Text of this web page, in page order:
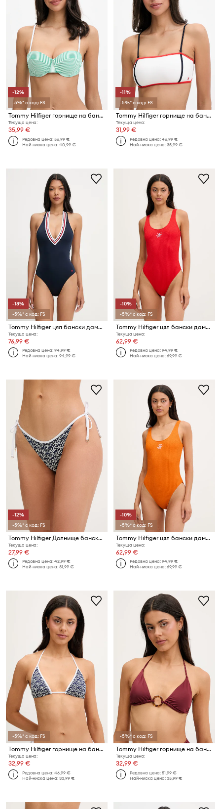
-12%
-5%* с код: FS
Tommy Hilfiger горнище на бански дамско SUMMER
Текуща цена:
35,99 €
Редовна цена:56,99 €
Най-ниска цена:40,99 €
-11%
-5%* с код: FS
Tommy Hilfiger горнище на бански дамско
Текуща цена:
31,99 €
Редовна цена:46,99 €
Най-ниска цена:35,99 €
-18%
-5%* с код: FS
Tommy Hilfiger цял бански дамски
Текуща цена:
76,99 €
Редовна цена:94,99 €
Най-ниска цена:94,99 €
-10%
-5%* с код: FS
Tommy Hilfiger цял бански дамски
Текуща цена:
62,99 €
Редовна цена:94,99 €
Най-ниска цена:69,99 €
-12%
-5%* с код: FS
Tommy Hilfiger Долнище бански дамско SUMMER
Текуща цена:
27,99 €
Редовна цена:42,99 €
Най-ниска цена:31,99 €
-10%
-5%* с код: FS
Tommy Hilfiger цял бански дамски
Текуща цена:
62,99 €
Редовна цена:94,99 €
Най-ниска цена:69,99 €
-5%* с код: FS
Tommy Hilfiger горнище на бански дамско SUMMER
Текуща цена:
32,99 €
Редовна цена:46,99 €
Най-ниска цена:33,99 €
-5%* с код: FS
Tommy Hilfiger горнище на бански дамски
Текуща цена:
32,99 €
Редовна цена:51,99 €
Най-ниска цена:35,99 €